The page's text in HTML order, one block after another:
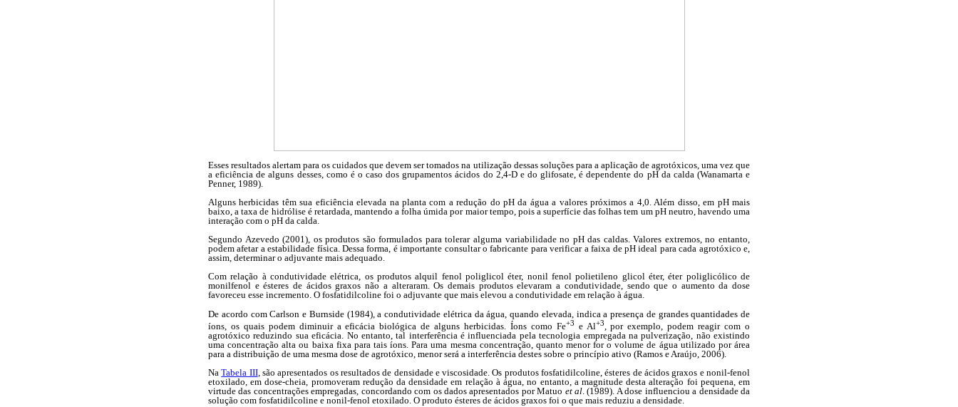
Esses resultados alertam para os cuidados que devem ser tomados na utilização dessas soluções para a aplicação de agrotóxicos, uma vez que
a eficiência de alguns desses, como é o caso dos grupamentos ácidos do 2,4-D e do glifosate, é dependente do pH da calda (Wanamarta e
Penner, 1989).
Alguns herbicidas têm sua eficiência elevada na planta com a redução do pH da água a valores próximos a 4,0. Além disso, em pH mais
baixo, a taxa de hidrólise é retardada, mantendo a folha úmida por maior tempo, pois a superfície das folhas tem um pH neutro, havendo uma
interação com o pH da calda.
Segundo Azevedo (2001), os produtos são formulados para tolerar alguma variabilidade no pH das caldas. Valores extremos, no entanto,
podem afetar a estabilidade física. Dessa forma, é importante consultar o fabricante para verificar a faixa de pH ideal para cada agrotóxico e,
assim, determinar o adjuvante mais adequado.
Com relação à condutividade elétrica, os produtos alquil fenol poliglicol éter, nonil fenol polietileno glicol éter, éter poliglicólico de
monilfenol e ésteres de ácidos graxos não a alteraram. Os demais produtos elevaram a condutividade, sendo que o aumento da dose
favoreceu esse incremento. O fosfatidilcoline foi o adjuvante que mais elevou a condutividade em relação à água.
De acordo com Carlson e Burnside (1984), a condutividade elétrica da água, quando elevada, indica a presença de grandes quantidades de
íons, os quais podem diminuir a eficácia biológica de alguns herbicidas. Íons como Fe+3 e Al+3
, por exemplo, podem reagir com o
agrotóxico reduzindo sua eficácia. No entanto, tal interferência é influenciada pela tecnologia empregada na pulverização, não existindo
uma concentração alta ou baixa fixa para tais íons. Para uma mesma concentração, quanto menor for o volume de água utilizado por área
para a distribuição de uma mesma dose de agrotóxico, menor será a interferência destes sobre o princípio ativo (Ramos e Araújo, 2006).
NaTabela III, são apresentados os resultados de densidade e viscosidade. Os produtos fosfatidilcoline, ésteres de ácidos graxos e nonil-fenol
etoxilado, em dose-cheia, promoveram redução da densidade em relação à água, no entanto, a magnitude desta alteração foi pequena, em
virtude das concentrações empregadas, concordando com os dados apresentados por Matuo et al. (1989). A dose influenciou a densidade da
solução com fosfatidilcoline e nonil-fenol etoxilado. O produto ésteres de ácidos graxos foi o que mais reduziu a densidade.